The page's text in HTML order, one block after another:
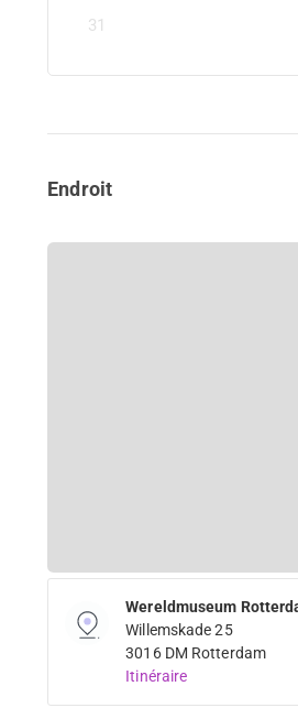
31
Endroit
Wereldmuseum
Willemskade 25
3016 DM Rotterdam
Itinéraire